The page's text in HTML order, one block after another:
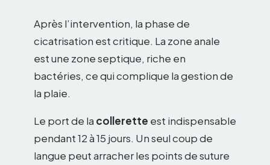
Après l’intervention, la phase de
cicatrisation est critique. La zone anale
est une zone septique, riche en
bactéries, ce qui complique la gestion de
la plaie.
Le port de la collerette est indispensable
pendant 12 à 15 jours. Un seul coup de
langue peut arracher les points de suture